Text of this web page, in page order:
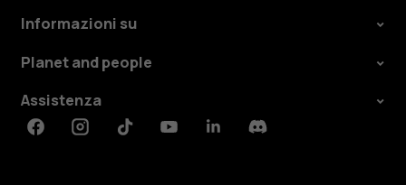
Informazioni su
Planet and people
Assistenza
FacebookInstagramTiktokYoutubeLinkedinDiscord